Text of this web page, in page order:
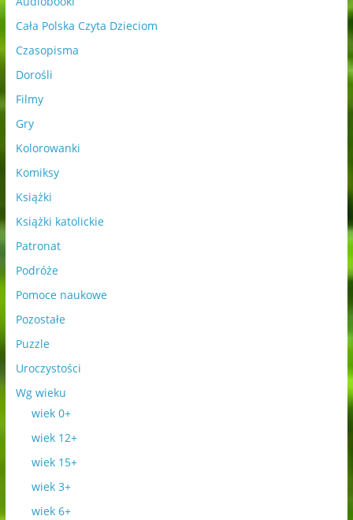
Cała Polska Czyta Dzieciom
Czasopisma
Dorośli
Filmy
Gry
Kolorowanki
Komiksy
Książki
Książki katolickie
Patronat
Podróże
Pomoce naukowe
Pozostałe
Puzzle
Uroczystości
Wg wieku
wiek 0+
wiek 12+
wiek 15+
wiek 3+
wiek 6+